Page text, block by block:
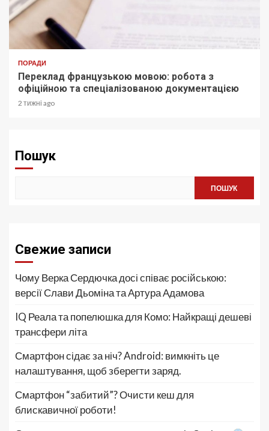
ПОРАДИ
Переклад французькою мовою: робота з
офіційною та спеціалізованою документацією
2 тижні ago
Пошук
ПОШУК
Свежие записи
Чому Верка Сердючка досі співає російською:
версії Слави Дьоміна та Артура Адамова
IQ Реала та попелюшка для Комо: Найкращі дешеві
трансфери літа
Смартфон сідає за ніч? Android: вимкніть це
налаштування, щоб зберегти заряд.
Смартфон “забитий”? Очисти кеш для
блискавичної роботи!